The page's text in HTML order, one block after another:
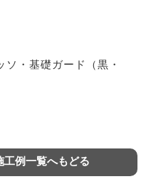
ソ・基礎ガード（黒・
例一覧へもどる